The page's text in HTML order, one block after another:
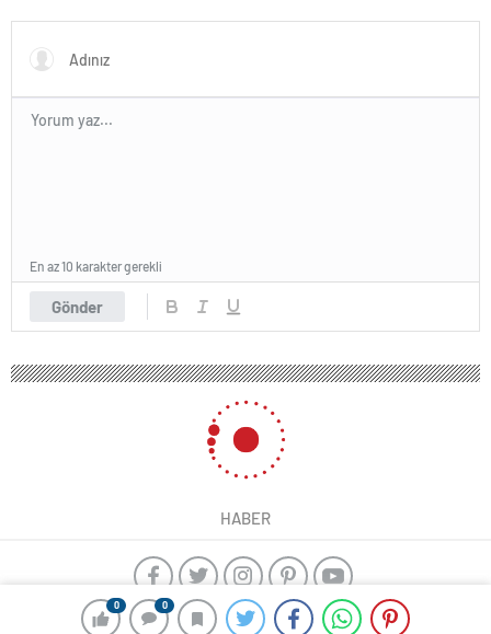
0 0
Gönder
En az 10 karakter gerekli
HABER
yangın algılama sistemleri ajax alarm Kayseri çıkışlı Karadeniz